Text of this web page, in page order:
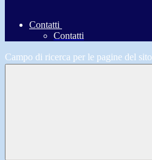
Contatti
Contatti
Campo di ricerca per le pagine del sito